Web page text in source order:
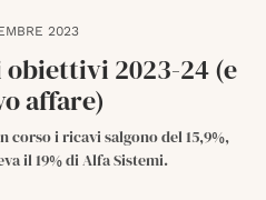
2023
obiettivi 2023-24 (e
affare)
corso i ricavi salgono del 15,9%,
il 19% di Alfa Sistemi.